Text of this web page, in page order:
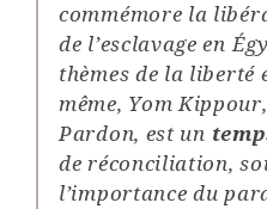
commémore la
de l’esclavage en
thèmes de la liberté
même, Yom
Pardon, est un
de réconciliation,
l’importance du